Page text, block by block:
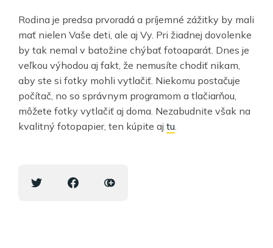
Rodina je predsa prvoradá a príjemné zážitky by mali
mať nielen Vaše deti, ale aj Vy. Pri žiadnej dovolenke
by tak nemal v batožine chýbať fotoaparát. Dnes je
veľkou výhodou aj fakt, že nemusíte chodiť nikam,
aby ste si fotky mohli vytlačiť. Niekomu postačuje
počítač, no so správnym programom a tlačiarňou,
môžete fotky vytlačiť aj doma. Nezabudnite však na
kvalitný fotopapier, ten kúpite aj tu.